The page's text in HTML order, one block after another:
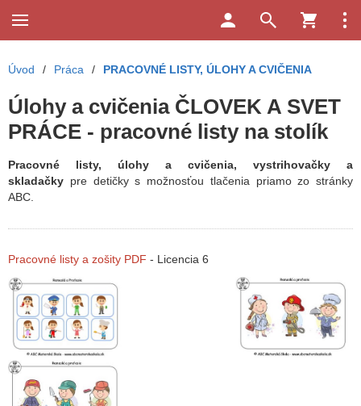
Úvod / Práca / PRACOVNÉ LISTY, ÚLOHY A CVIČENIA
Úlohy a cvičenia ČLOVEK A SVET
PRÁCE - pracovné listy na stolík
Pracovné listy, úlohy a cvičenia, vystrihovačky a
skladačky pre detičky s možnosťou tlačenia priamo zo stránky
ABC.
Pracovné listy a zošity PDF - Licencia 6